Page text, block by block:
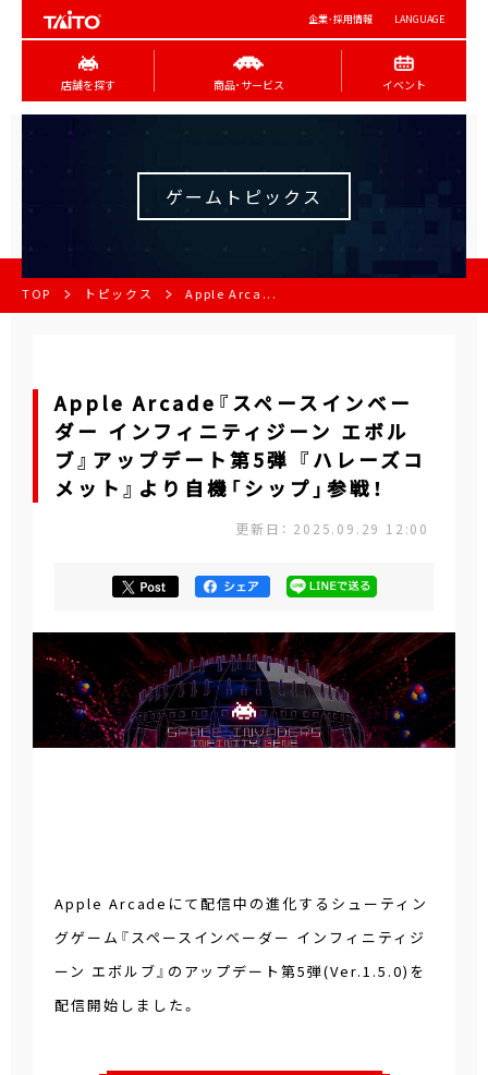
企業･採用情報 LANGUAGE
店舗を探す 商品･サービス イベント
ゲームトピックス
TOP トピックス Apple Arca...
Apple Arcade『スペースインベー
ダー インフィニティジーン エボル
ブ』アップデート第5弾 『ハレーズコ
メット』より自機「シップ」参戦！
更新日： 2025.09.29 12:00
Apple Arcadeにて配信中の進化するシューティン
グゲーム『スペースインベーダー インフィニティジ
ーン エボルブ』のアップデート第5弾(Ver.1.5.0)を
配信開始しました。